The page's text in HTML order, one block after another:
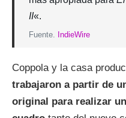
II«.
Fuente. IndieWire
Coppola y la casa
trabajaron a partir de
original para realizar